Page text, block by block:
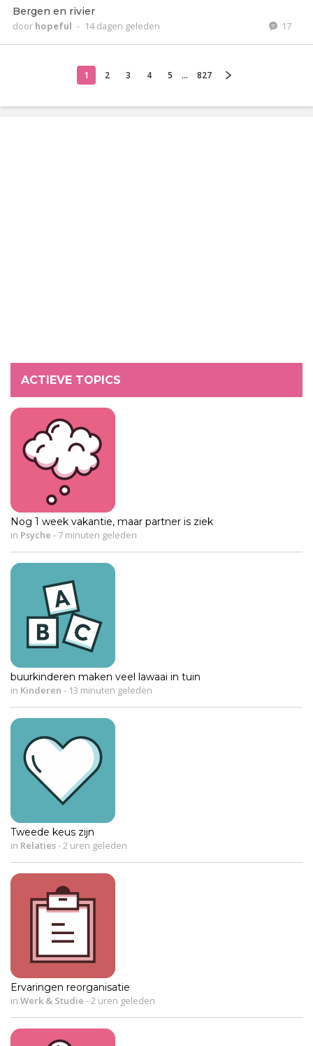
Bergen en rivier
door hopeful - 14 dagen geleden 17
1 2 3 4 5 ... 827
ACTIEVE TOPICS
Nog 1 week vakantie, maar partner is ziek
in Psyche - 7 minuten geleden
buurkinderen maken veel lawaai in tuin
in Kinderen - 13 minuten geleden
Tweede keus zijn
in Relaties- 2 uren geleden
Ervaringen reorganisatie
in Werk & Studie - 2 uren geleden